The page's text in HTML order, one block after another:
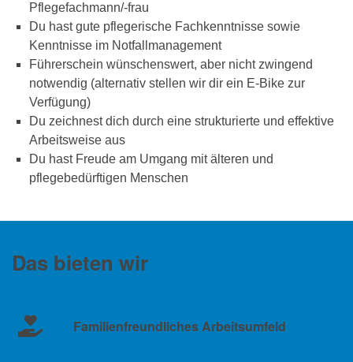
Pflegefachmann/-frau
Du hast gute pflegerische Fachkenntnisse sowie
Kenntnisse im Notfallmanagement
Führerschein wünschenswert, aber nicht zwingend
notwendig (alternativ stellen wir dir ein E-Bike zur
Verfügung)
Du zeichnest dich durch eine strukturierte und effektive
Arbeitsweise aus
Du hast Freude am Umgang mit älteren und
pflegebedürftigen Menschen
Das bieten wir
Familienfreundliches Arbeitsumfeld